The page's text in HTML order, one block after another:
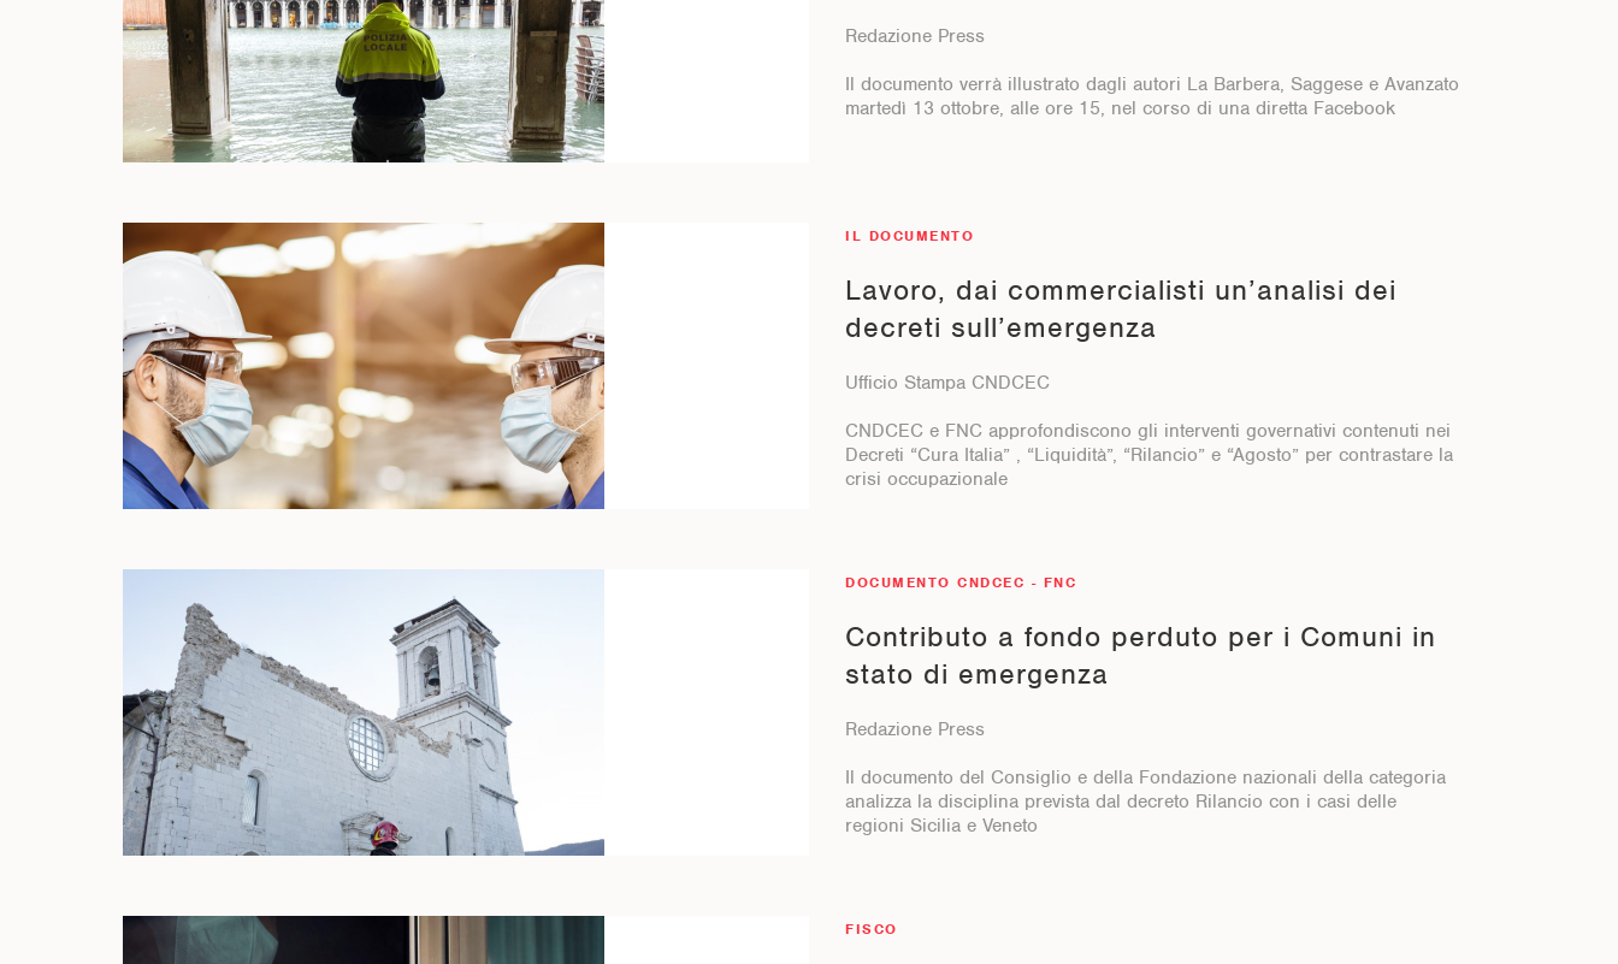
Redazione Press
Il documento verrà illustrato dagli autori La Barbera, Saggese e Avanzato
martedì 13 ottobre, alle ore 15, nel corso di una diretta Facebook
IL DOCUMENTO
Lavoro, dai commercialisti un’analisi dei
decreti sull’emergenza
Ufficio Stampa CNDCEC
CNDCEC e FNC approfondiscono gli interventi governativi contenuti nei
Decreti “Cura Italia” , “Liquidità”, “Rilancio” e “Agosto” per contrastare la
crisi occupazionale
DOCUMENTO CNDCEC - FNC
Contributo a fondo perduto per i Comuni in
stato di emergenza
Redazione Press
Il documento del Consiglio e della Fondazione nazionali della categoria
analizza la disciplina prevista dal decreto Rilancio con i casi delle
regioni Sicilia e Veneto
FISCO